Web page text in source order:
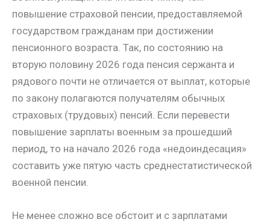
повышение страховой пенсии, предоставляемой
государством гражданам при достижении
пенсионного возраста. Так, по состоянию на
вторую половину 2026 года пенсия сержанта и
рядового почти не отличается от выплат, которые
по закону полагаются получателям обычных
страховых (трудовых) пенсий. Если перевести
повышение зарплаты военным за прошедший
период, то на начало 2026 года «недоиндесация»
составить уже пятую часть среднестатистической
военной пенсии.
Не менее сложно все обстоит и с зарплатами